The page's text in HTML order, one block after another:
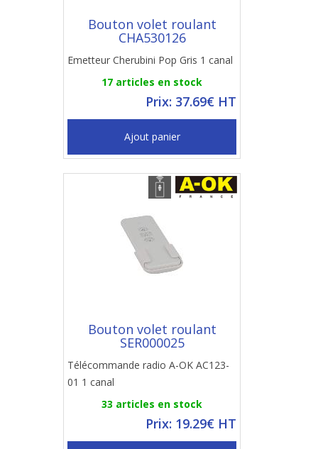
Bouton volet roulant
CHA530126
Emetteur Cherubini Pop Gris 1 canal
17 articles en stock
Prix: 37.69€ HT
Ajout panier
Bouton volet roulant
SER000025
Télécommande radio A-OK AC123-
01 1 canal
33 articles en stock
Prix: 19.29€ HT